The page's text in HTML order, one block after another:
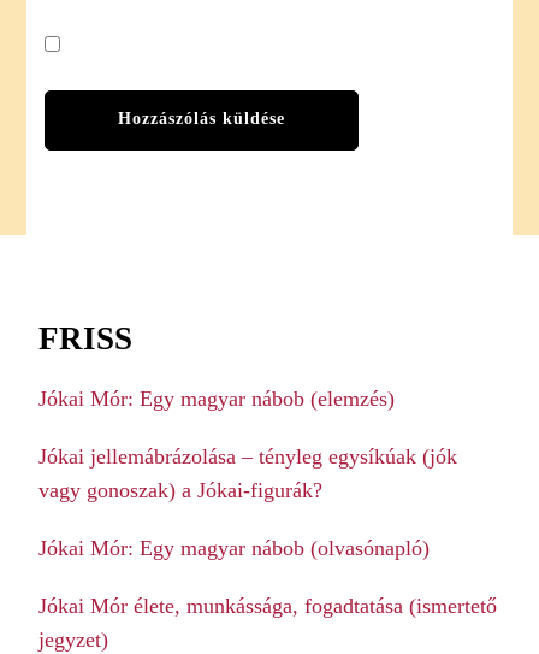
FRISS
Jókai Mór: Egy magyar nábob (elemzés)
Jókai jellemábrázolása – tényleg egysíkúak (jók
vagy gonoszak) a Jókai-figurák?
Jókai Mór: Egy magyar nábob (olvasónapló)
Jókai Mór élete, munkássága, fogadtatása (ismertető
jegyzet)